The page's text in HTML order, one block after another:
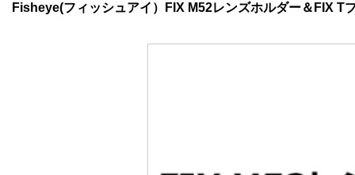
Fisheye(フィッシュアイ）FIX M52レンズホルダー＆FIX T